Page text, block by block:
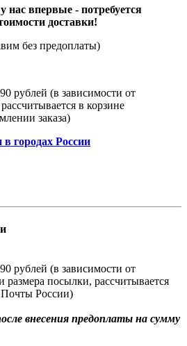
нас впервые - потребуется
доставки!
без предоплаты)
рублей (в зависимости от
в корзине
заказа)
городах России
рублей (в зависимости от
посылки, рассчитывается
России)
внесения предоплаты на сумму